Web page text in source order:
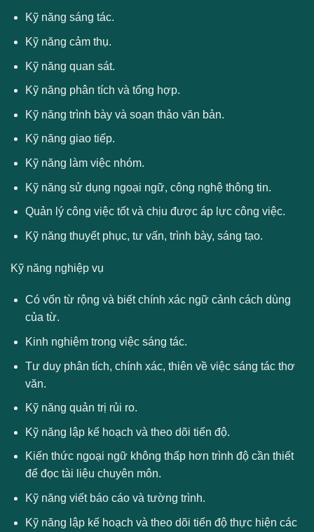
Kỹ năng sáng tác.
Kỹ năng cảm thụ.
Kỹ năng quan sát.
Kỹ năng phân tích và tổng hợp.
Kỹ năng trình bày và soạn thảo văn bản.
Kỹ năng giao tiếp.
Kỹ năng làm việc nhóm.
Kỹ năng sử dụng ngoại ngữ, công nghệ thông tin.
Quản lý công việc tốt và chịu được áp lực công việc.
Kỹ năng thuyết phục, tư vấn, trình bày, sáng tạo.
Kỹ năng nghiệp vụ
Có vốn từ rộng và biết chính xác ngữ cảnh cách dùng
của từ.
Kinh nghiệm trong việc sáng tác.
Tư duy phân tích, chính xác, thiên về việc sáng tác thơ
văn.
Kỹ năng quản trị rủi ro.
Kỹ năng lập kế hoạch và theo dõi tiến độ.
Kiến thức ngoại ngữ không thấp hơn trình độ cần thiết
để đọc tài liệu chuyên môn.
Kỹ năng viết báo cáo và tường trình.
Kỹ năng lập kế hoạch và theo dõi tiến độ thực hiện các